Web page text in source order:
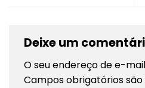
Deixe um
O seu endereço de e-
Campos obrigatórios